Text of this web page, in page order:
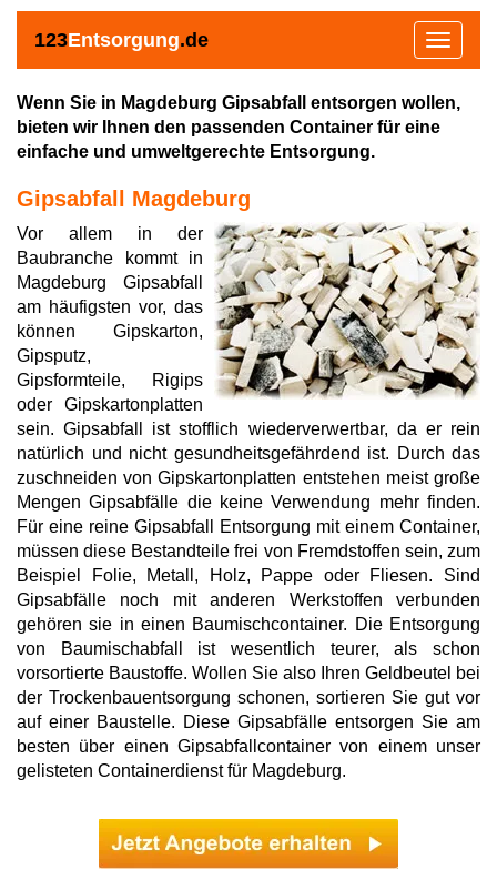
123Entsorgung.de
Toggle
Wenn Sie in Magdeburg Gipsabfall entsorgen wollen,
bieten wir Ihnen den passenden Container für eine
einfache und umweltgerechte Entsorgung.
Gipsabfall Magdeburg
Vor allem in der
Baubranche kommt in
Magdeburg Gipsabfall
am häufigsten vor, das
können Gipskarton,
Gipsputz,
Gipsformteile, Rigips
oder Gipskartonplatten
sein. Gipsabfall ist stofflich wiederverwertbar, da er rein
natürlich und nicht gesundheitsgefährdend ist. Durch das
zuschneiden von Gipskartonplatten entstehen meist große
Mengen Gipsabfälle die keine Verwendung mehr finden.
Für eine reine Gipsabfall Entsorgung mit einem Container,
müssen diese Bestandteile frei von Fremdstoffen sein, zum
Beispiel Folie, Metall, Holz, Pappe oder Fliesen. Sind
Gipsabfälle noch mit anderen Werkstoffen verbunden
gehören sie in einen Baumischcontainer. Die Entsorgung
von Baumischabfall ist wesentlich teurer, als schon
vorsortierte Baustoffe. Wollen Sie also Ihren Geldbeutel bei
der Trockenbauentsorgung schonen, sortieren Sie gut vor
auf einer Baustelle. Diese Gipsabfälle entsorgen Sie am
besten über einen Gipsabfallcontainer von einem unser
gelisteten Containerdienst für Magdeburg.